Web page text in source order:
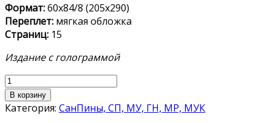
Формат:60х84/8 (205х290)
Переплет: мягкая обложка
Страниц: 15
Издание с голограммой
Количество
товара
ГН 2.1.6.3537-
В корзину
Категория: СанПины, СП, МУ, ГН, МР, МУК